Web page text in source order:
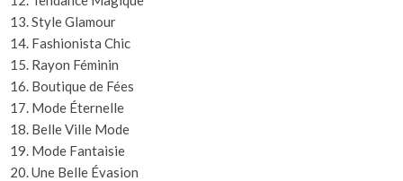
Style Glamour
Fashionista Chic
Rayon Féminin
Boutique de Fées
Mode Éternelle
Belle Ville Mode
Mode Fantaisie
Une Belle Évasion